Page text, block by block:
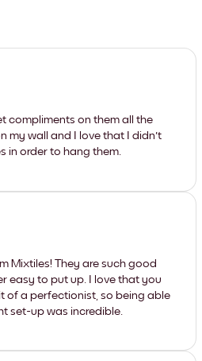
compliments on them all the
my wall and I love that I didn't
in order to hang them.
Mixtiles! They are such good
easy to put up. I love that you
of a perfectionist, so being able
set-up was incredible.